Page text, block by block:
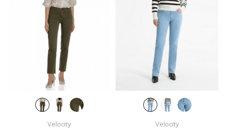
Velocity Velocity